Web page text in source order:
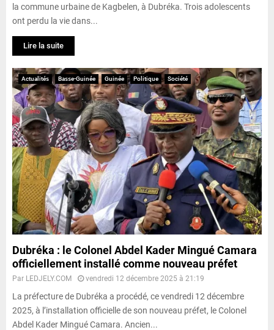
la commune urbaine de Kagbelen, à Dubréka. Trois adolescents
ont perdu la vie dans...
Lire la suite
Actualités Basse-Guinée Guinée Politique Société
Dubréka : le Colonel Abdel Kader Mingué Camara
officiellement installé comme nouveau préfet
Par LEDJELY.COM vendredi 12 décembre 2025 à 21:19
La préfecture de Dubréka a procédé, ce vendredi 12 décembre
2025, à l’installation officielle de son nouveau préfet, le Colonel
Abdel Kader Mingué Camara. Ancien...